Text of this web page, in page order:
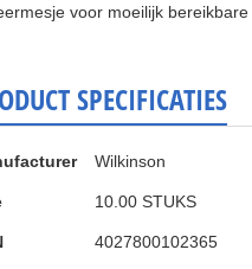
voor moeilijk
SPECIFICATIES
Wilkinson
10.00 STUKS
4027800102365